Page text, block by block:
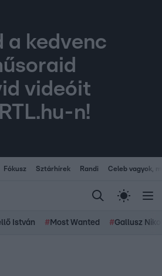
a kedvenc
videóit
n!
Fókusz Sztárhírek Randi Celeb vagyok,
István # Most Wanted #Gallusz